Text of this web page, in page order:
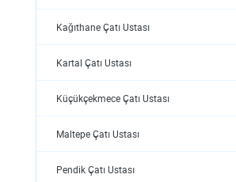
Kağıthane Çatı Ustası
Kartal Çatı Ustası
Küçükçekmece Çatı Ustası
Maltepe Çatı Ustası
Pendik Çatı Ustası